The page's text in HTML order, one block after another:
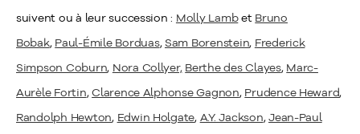
suivent ou à leur succession : Molly Lambet Bruno
Bobak, Paul-Émile Borduas,Sam Borenstein, Frederick
Simpson Coburn, Nora Collyer, Berthe des Clayes, Marc-
Aurèle Fortin,Clarence Alphonse Gagnon, Prudence Heward,
Randolph Hewton, Edwin Holgate, A.Y. Jackson,Jean-Paul